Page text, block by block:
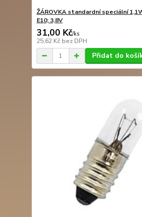
ŽÁROVKA standardní speciální
E10; 3,8V
31,00 Kč/ks
25,62 Kč bez DPH
Přidat do